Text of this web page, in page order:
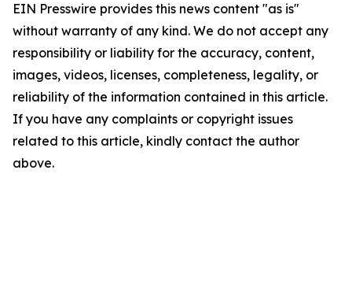
EIN Presswire provides this news content "as is"
without warranty of any kind. We do not accept any
responsibility or liability for the accuracy, content,
images, videos, licenses, completeness, legality, or
reliability of the information contained in this article.
If you have any complaints or copyright issues
related to this article, kindly contact the author
above.